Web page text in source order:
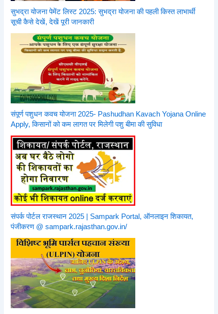
सुभद्रा योजना पेमेंट लिस्ट 2025: सुभद्रा योजना की पहली किस्त लाभार्थी
सूची कैसे देखें, देखें पूरी जानकारी
संपूर्ण पशुधन कवच योजना 2025- Pashudhan Kavach Yojana Online
Apply, किसानों को कम लागत पर मिलेगी पशु बीमा की सुविधा
संपर्क पोर्टल राजस्थान 2025 | Sampark Portal, ऑनलाइन शिकायत,
पंजीकरण @ sampark.rajasthan.gov.in/